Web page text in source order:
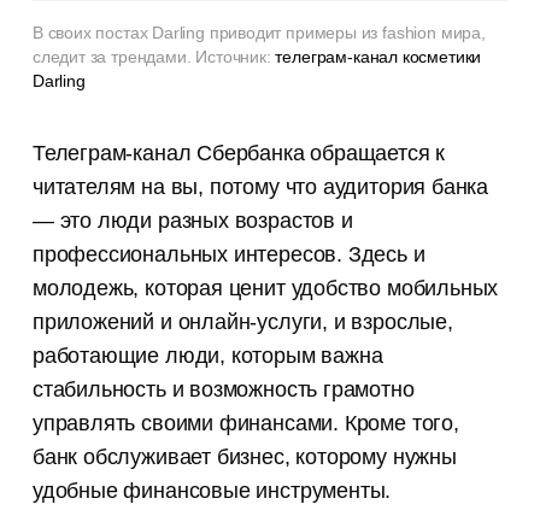
В своих постах Darling приводит примеры из fashion мира,
следит за трендами. Источник:телеграм-канал косметики
Darling
Телеграм-канал Сбербанка обращается к
читателям на вы, потому что аудитория банка
— это люди разных возрастов и
профессиональных интересов. Здесь и
молодежь, которая ценит удобство мобильных
приложений и онлайн-услуги, и взрослые,
работающие люди, которым важна
стабильность и возможность грамотно
управлять своими финансами. Кроме того,
банк обслуживает бизнес, которому нужны
удобные финансовые инструменты.